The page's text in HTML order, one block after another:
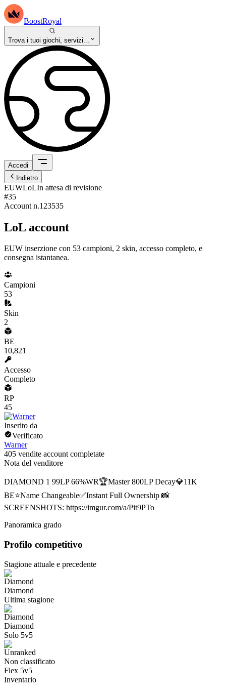
BoostRoyal
Trova i tuoi giochi, servizi...
Accedi
Indietro
EUWLoLIn attesa di revisione
#35
Account n.123535
LoL account
EUW inserzione con 53 campioni, 2 skin, accesso completo, e
consegna istantanea.
Campioni
53
Skin
2
BE
10,821
Accesso
Completo
RP
45
Inserito da
Verificato
Warner
405 vendite account completate
Nota del venditore
DIAMOND 1 99LP 66%WR🏆Master 800LP Decay💎11K
BE⭐Name Changeable✅Instant Full Ownership 📸
SCREENSHOTS: https://imgur.com/a/Pit9PTo
Panoramica grado
Profilo competitivo
Stagione attuale e precedente
Diamond
Ultima stagione
Diamond
Solo 5v5
Non classificato
Flex 5v5
Inventario